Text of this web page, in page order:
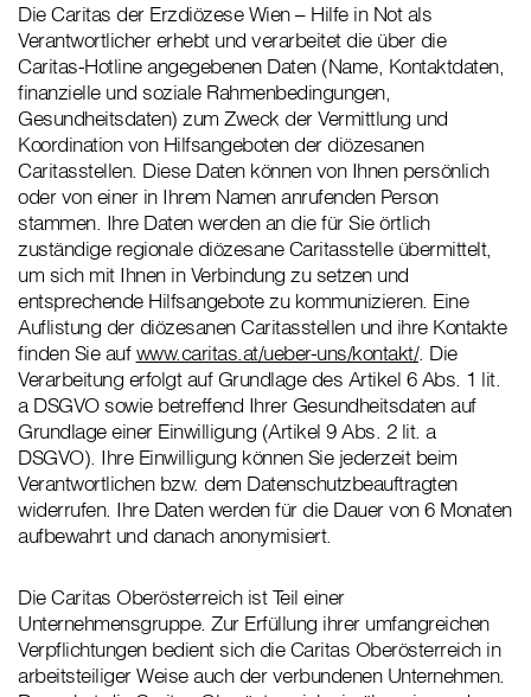
Die Caritas der Erzdiözese Wien – Hilfe in Not als
Verantwortlicher erhebt und verarbeitet die über die
Caritas-Hotline angegebenen Daten (Name, Kontaktdaten,
finanzielle und soziale Rahmenbedingungen,
Gesundheitsdaten) zum Zweck der Vermittlung und
Koordination von Hilfsangeboten der diözesanen
Caritasstellen. Diese Daten können von Ihnen persönlich
oder von einer in Ihrem Namen anrufenden Person
stammen. Ihre Daten werden an die für Sie örtlich
zuständige regionale diözesane Caritasstelle übermittelt,
um sich mit Ihnen in Verbindung zu setzen und
entsprechende Hilfsangebote zu kommunizieren. Eine
Auflistung der diözesanen Caritasstellen und ihre Kontakte
finden Sie aufwww.caritas.at/ueber-uns/kontakt/. Die
Verarbeitung erfolgt auf Grundlage des Artikel 6 Abs. 1 lit.
a DSGVO sowie betreffend Ihrer Gesundheitsdaten auf
Grundlage einer Einwilligung (Artikel 9 Abs. 2 lit. a
DSGVO). Ihre Einwilligung können Sie jederzeit beim
Verantwortlichen bzw. dem Datenschutzbeauftragten
widerrufen. Ihre Daten werden für die Dauer von 6 Monaten
aufbewahrt und danach anonymisiert.
Die Caritas Oberösterreich ist Teil einer
Unternehmensgruppe. Zur Erfüllung ihrer umfangreichen
Verpflichtungen bedient sich die Caritas Oberösterreich in
arbeitsteiliger Weise auch der verbundenen Unternehmen.